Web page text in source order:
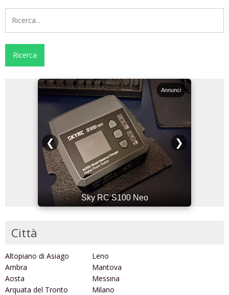
Annunci
Sky RC S100 Neo
❮ ❯
Città
Altopiano di Asiago
Ambra
Aosta
Arquata del Tronto
Leno
Mantova
Messina
Milano